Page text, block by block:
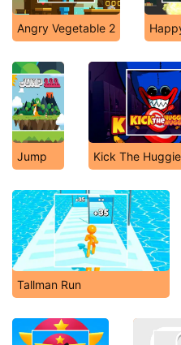
Angry Vegetable 2
Jump Kick The
Tallman Run